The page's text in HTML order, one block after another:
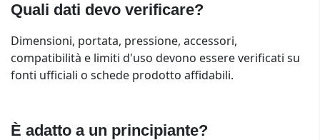
Quali dati devo verificare?
Dimensioni, portata, pressione, accessori,
compatibilità e limiti d'uso devono essere verificati su
fonti ufficiali o schede prodotto affidabili.
È adatto a un principiante?